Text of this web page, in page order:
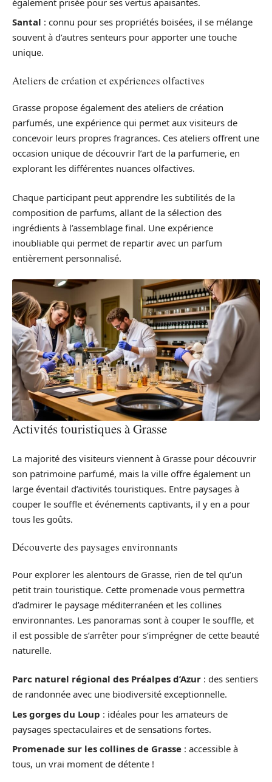
Santal : connu pour ses propriétés boisées, il se mélange
souvent à d’autres senteurs pour apporter une touche
unique.
Ateliers de création et expériences olfactives
Grasse propose également des ateliers de création
parfumés, une expérience qui permet aux visiteurs de
concevoir leurs propres fragrances. Ces ateliers offrent une
occasion unique de découvrir l’art de la parfumerie, en
explorant les différentes nuances olfactives.
Chaque participant peut apprendre les subtilités de la
composition de parfums, allant de la sélection des
ingrédients à l’assemblage final. Une expérience
inoubliable qui permet de repartir avec un parfum
entièrement personnalisé.
Activités touristiques à Grasse
La majorité des visiteurs viennent à Grasse pour découvrir
son patrimoine parfumé, mais la ville offre également un
large éventail d’activités touristiques. Entre paysages à
couper le souffle et événements captivants, il y en a pour
tous les goûts.
Découverte des paysages environnants
Pour explorer les alentours de Grasse, rien de tel qu’un
petit train touristique. Cette promenade vous permettra
d’admirer le paysage méditerranéen et les collines
environnantes. Les panoramas sont à couper le souffle, et
il est possible de s’arrêter pour s’imprégner de cette beauté
naturelle.
Parc naturel régional des Préalpes d’Azur : des sentiers
de randonnée avec une biodiversité exceptionnelle.
Les gorges du Loup : idéales pour les amateurs de
paysages spectaculaires et de sensations fortes.
Promenade sur les collines de Grasse : accessible à
tous, un vrai moment de détente !